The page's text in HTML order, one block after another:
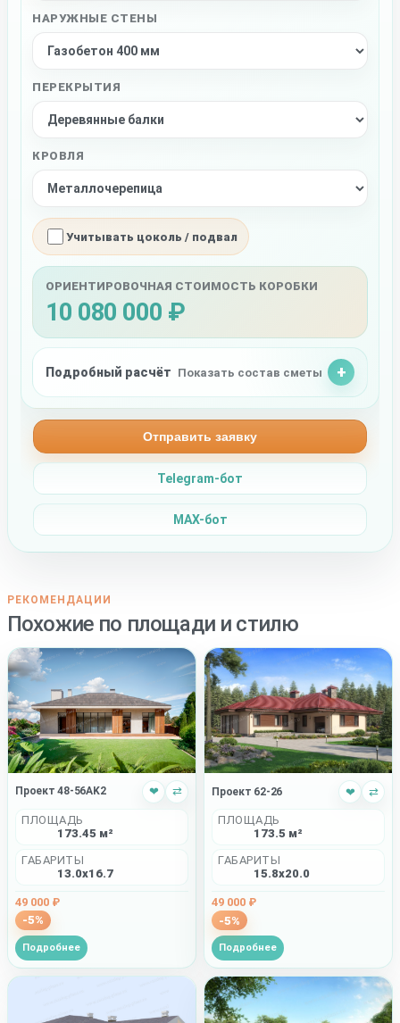
НАРУЖНЫЕ СТЕНЫ
ПЕРЕКРЫТИЯ
КРОВЛЯ
Учитывать цоколь / подвал
ОРИЕНТИРОВОЧНАЯ СТОИМОСТЬ КОРОБКИ
10 080 000 ₽
Подробный расчёт Показать состав сметы
Отправить заявку
Telegram-бот
MAX-бот
РЕКОМЕНДАЦИИ
Похожие по площади и стилю
Проект 48-56AK2 ❤ ⇄
ПЛОЩАДЬ
173.45 м²
ГАБАРИТЫ
13.0x16.7
49 000 ₽
-5%
Подробнее
Проект 62-26 ❤ ⇄
ПЛОЩАДЬ
173.5 м²
ГАБАРИТЫ
15.8x20.0
49 000 ₽
-5%
Подробнее